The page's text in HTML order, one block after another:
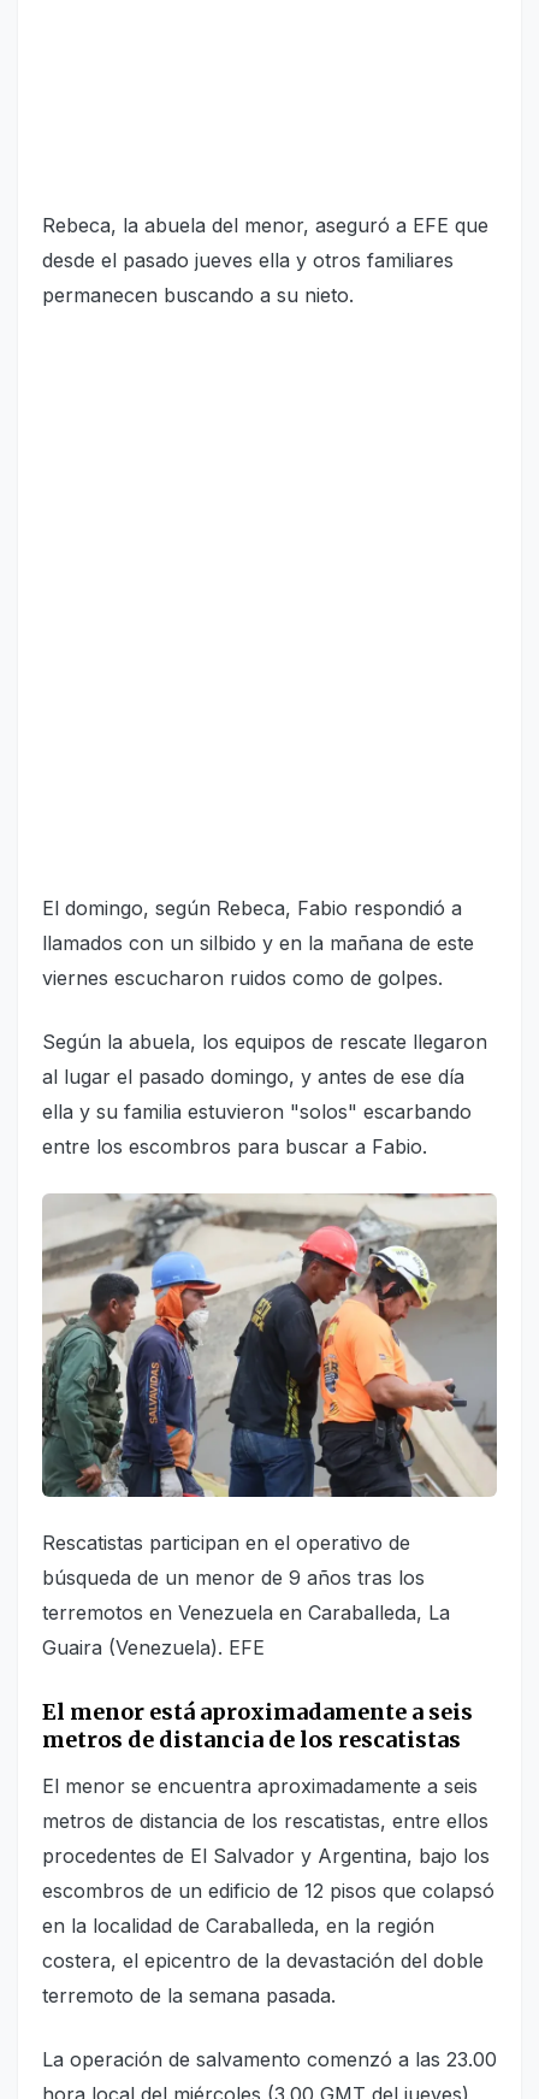
Rebeca, la abuela del menor, aseguró a EFE que
desde el pasado jueves ella y otros familiares
permanecen buscando a su nieto.
El domingo, según Rebeca, Fabio respondió a
llamados con un silbido y en la mañana de este
viernes escucharon ruidos como de golpes.
Según la abuela, los equipos de rescate llegaron
al lugar el pasado domingo, y antes de ese día
ella y su familia estuvieron "solos" escarbando
entre los escombros para buscar a Fabio.
Rescatistas participan en el operativo de
búsqueda de un menor de 9 años tras los
terremotos en Venezuela en Caraballeda, La
Guaira (Venezuela). EFE
El menor está aproximadamente a seis
metros de distancia de los rescatistas
El menor se encuentra aproximadamente a seis
metros de distancia de los rescatistas, entre ellos
procedentes de El Salvador y Argentina, bajo los
escombros de un edificio de 12 pisos que colapsó
en la localidad de Caraballeda, en la región
costera, el epicentro de la devastación del doble
terremoto de la semana pasada.
La operación de salvamento comenzó a las 23.00